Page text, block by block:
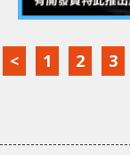
< 1 2 3